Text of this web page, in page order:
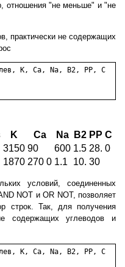
отношения "не меньше" и "не
практически не содержащих
K Ca Na B2 PP C
3150 90 600 1.5 28. 0
1870 270 0 1.1 10. 30
условий, соединенных
NOT и OR NOT, позволяет
строк. Так, для получения
содержащих углеводов и